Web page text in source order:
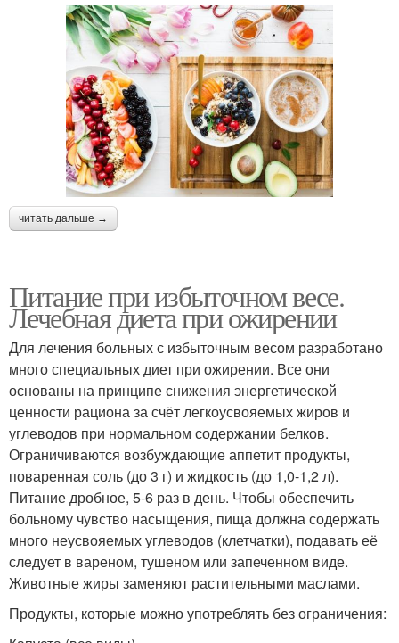
читать дальше →
Питание при избыточном весе.
Лечебная диета при ожирении
Для лечения больных с избыточным весом разработано
много специальных диет при ожирении. Все они
основаны на принципе снижения энергетической
ценности рациона за счёт легкоусвояемых жиров и
углеводов при нормальном содержании белков.
Ограничиваются возбуждающие аппетит продукты,
поваренная соль (до 3 г) и жидкость (до 1,0-1,2 л).
Питание дробное, 5-6 раз в день. Чтобы обеспечить
больному чувство насыщения, пища должна содержать
много неусвояемых углеводов (клетчатки), подавать её
следует в вареном, тушеном или запеченном виде.
Животные жиры заменяют растительными маслами.
Продукты, которые можно употреблять без ограничения: